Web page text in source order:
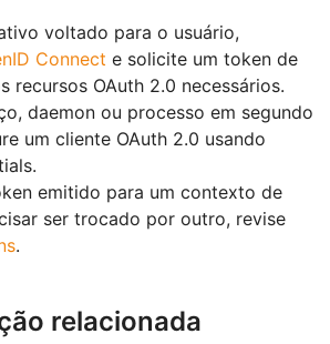
voltado para o usuário,
Connect e solicite um token de
recursos OAuth 2.0 necessários.
daemon ou processo em segundo
um cliente OAuth 2.0 usando
emitido para um contexto de
ser trocado por outro, revise
.
relacionada